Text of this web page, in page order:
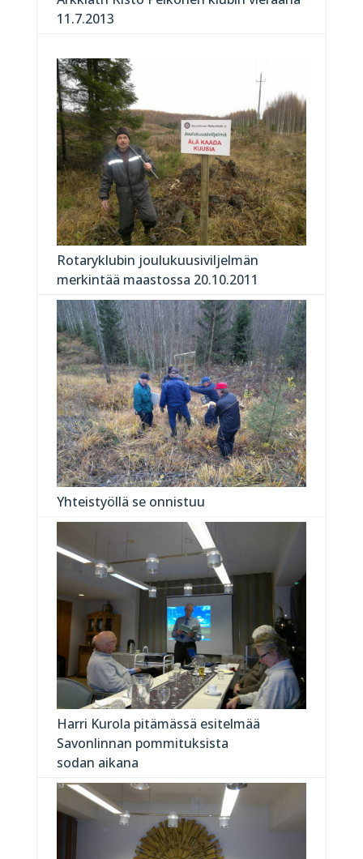
11.7.2013
Rotaryklubin joulukuusiviljelmän
merkintää maastossa 20.10.2011
Yhteistyöllä se onnistuu
Harri Kurola pitämässä esitelmää
Savonlinnan pommituksista
sodan aikana